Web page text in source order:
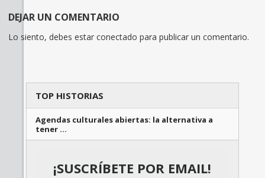
DEJAR UN COMENTARIO
Lo siento, debes estar conectado para publicar un comentario.
TOP HISTORIAS
Agendas culturales abiertas: la alternativa a
tener …
¡SUSCRÍBETE POR EMAIL!